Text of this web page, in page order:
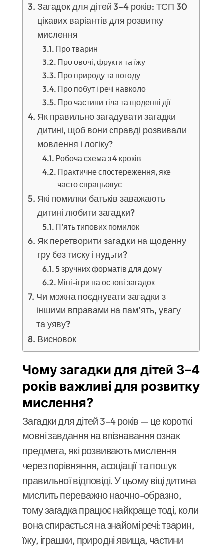
Загадок для дітей 3–4 років: ТОП 30
цікавих варіантів для розвитку
мислення
Про тварин
Про овочі, фрукти та їжу
Про природу та погоду
Про побут і речі навколо
Про частини тіла та щоденні дії
Як правильно загадувати загадки
дитині, щоб вони справді розвивали
мовлення і логіку?
Робоча схема з 4 кроків
Практичне спостереження, яке
часто спрацьовує
Які помилки батьків заважають
дитині любити загадки?
П’ять типових помилок
Як перетворити загадки на щоденну
гру без тиску і нудьги?
5 зручних форматів для дому
Міні-ігри на основі загадок
Чи можна поєднувати загадки з
іншими вправами на пам’ять, увагу
та уяву?
Висновок
Чому загадки для дітей 3–4
років важливі для розвитку
мислення?
Загадки для дітей 3–4 років — це короткі
мовні завдання на впізнавання ознак
предмета, які розвивають мислення
через порівняння, асоціації та пошук
правильної відповіді. У цьому віці дитина
мислить переважно наочно-образно,
тому загадка працює найкраще тоді, коли
вона спирається на знайомі речі: тварин,
їжу, іграшки, природні явища, частини